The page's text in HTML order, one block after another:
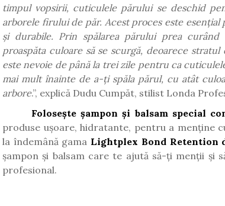
timpul vopsirii, cuticulele părului se deschid
arborele firului de păr. Acest proces este
și durabile. Prin spălarea părului prea
proaspăta culoare să se scurgă, deoarece
este nevoie de până la trei zile pentru ca
mai mult înainte de a-ți spăla părul, cu atât
arbore.”, explică Dudu Cumpăt, stilist Londa
Folosește șampon și balsam special
produse ușoare, hidratante, pentru a menține
la îndemână gama Lightplex Bond Retention
șampon și balsam care te ajută să-ți menții
profesional.